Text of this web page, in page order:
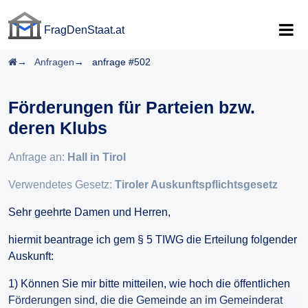
FragDenStaat.at
Startseite
Anfragen anfrage #502
Förderungen für Parteien bzw.
deren Klubs
Anfrage an: Hall in Tirol
Verwendetes Gesetz: Tiroler Auskunftspflichtsgesetz
Sehr geehrte Damen und Herren,
hiermit beantrage ich gem § 5 TIWG die Erteilung folgender
Auskunft:
1) Können Sie mir bitte mitteilen, wie hoch die öffentlichen
Förderungen sind, die die Gemeinde an im Gemeinderat